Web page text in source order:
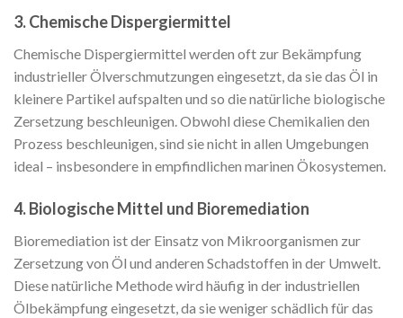
3. Chemische Dispergiermittel
Chemische Dispergiermittel werden oft zur Bekämpfung
industrieller Ölverschmutzungen eingesetzt, da sie das Öl in
kleinere Partikel aufspalten und so die natürliche biologische
Zersetzung beschleunigen. Obwohl diese Chemikalien den
Prozess beschleunigen, sind sie nicht in allen Umgebungen
ideal – insbesondere in empfindlichen marinen Ökosystemen.
4. Biologische Mittel und Bioremediation
Bioremediation ist der Einsatz von Mikroorganismen zur
Zersetzung von Öl und anderen Schadstoffen in der Umwelt.
Diese natürliche Methode wird häufig in der industriellen
Ölbekämpfung eingesetzt, da sie weniger schädlich für das